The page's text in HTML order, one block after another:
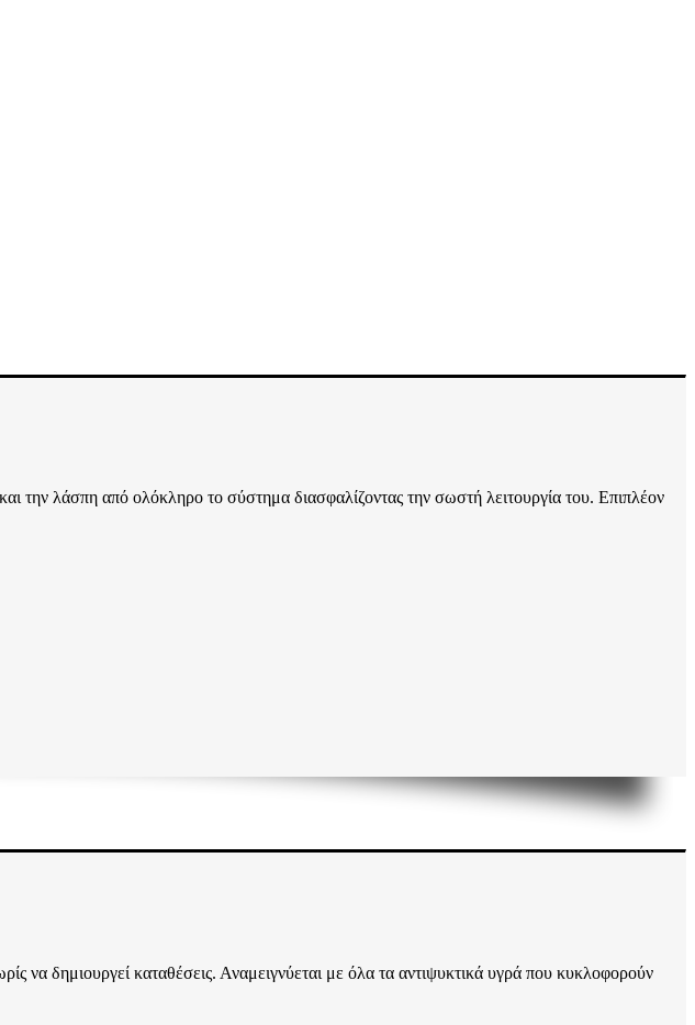
την λάσπη από ολόκληρο το σύστημα διασφαλίζοντας την σωστή λειτουργία του. Επιπλέον
να δημιουργεί καταθέσεις. Αναμειγνύεται με όλα τα αντιψυκτικά υγρά που κυκλοφορούν